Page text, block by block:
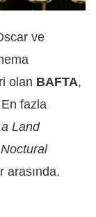
ve
olan BAFTA,
En fazla
Land
Noctural
arasında.